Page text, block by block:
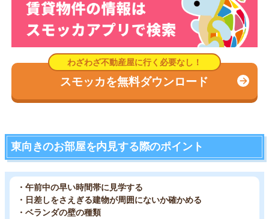
スモッカを無料ダウンロード
東向きのお部屋を内見する際のポイント
・午前中の早い時間帯に見学する
・日差しをさえぎる建物が周囲にないか確かめる
・ベランダの壁の種類